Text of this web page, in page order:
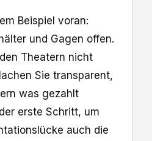
Beispiel voran:
und Gagen offen.
Theatern nicht
Sie transparent,
was gezahlt
erste Schritt, um
auch die